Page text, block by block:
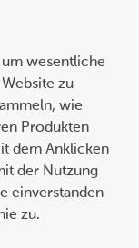
wesentliche
zu
wie
Produkten
dem Anklicken
der Nutzung
einverstanden
zu.